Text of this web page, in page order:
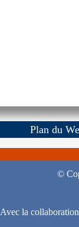
Plan du
©
Avec la